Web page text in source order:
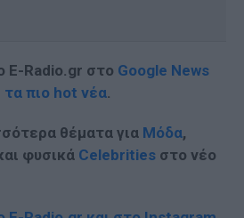
E-Radio.gr στο Google News
τα πιο hot νέα.
θέματα για Μόδα,
φυσικά Celebrities στο νέο